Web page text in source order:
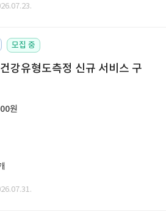
모집 중
강유형도측정 신규 서비스 구
원